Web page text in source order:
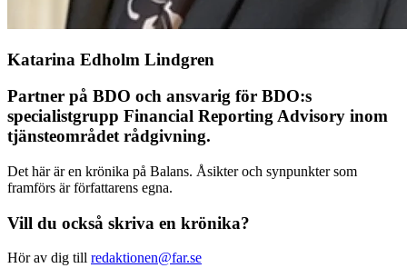
Katarina Edholm Lindgren
Partner på BDO och ansvarig för BDO:s
specialistgrupp Financial Reporting Advisory inom
tjänsteområdet rådgivning.
Det här är en krönika på Balans. Åsikter och synpunkter som
framförs är författarens egna.
Vill du också skriva en krönika?
Hör av dig till redaktionen@far.se